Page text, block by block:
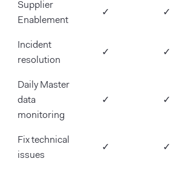
Supplier
Enablement
✓ ✓
Incident
resolution
✓ ✓
Daily Master
data
monitoring
✓ ✓
Fix technical
issues
✓ ✓